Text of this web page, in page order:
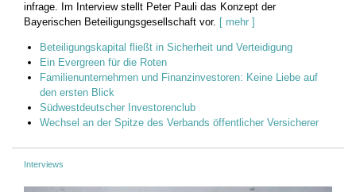
infrage. Im Interview stellt Peter Pauli das Konzept der
Bayerischen Beteiligungsgesellschaft vor. [ mehr ]
Beteiligungskapital fließt in Sicherheit und Verteidigung
Ein Evergreen für die Roten
Familienunternehmen und Finanzinvestoren: Keine Liebe auf
den ersten Blick
Südwestdeutscher Investorenclub
Wechsel an der Spitze des Verbands öffentlicher Versicherer
Interviews